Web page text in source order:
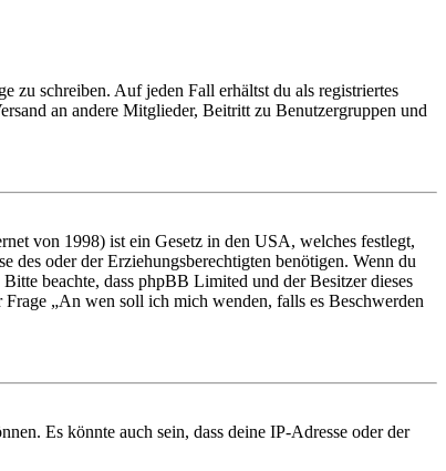
zu schreiben. Auf jeden Fall erhältst du als registriertes
an andere Mitglieder, Beitritt zu Benutzergruppen und
von 1998) ist ein Gesetz in den USA, welches festlegt,
des oder der Erziehungsberechtigten benötigen. Wenn du
beachte, dass phpBB Limited und der Besitzer dieses
„An wen soll ich mich wenden, falls es Beschwerden
Es könnte auch sein, dass deine IP-Adresse oder der